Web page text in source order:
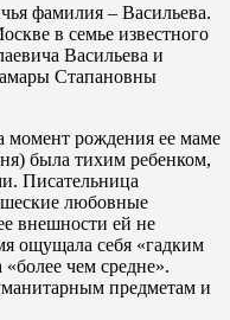
фамилия – Васильева.
в семье известного
Васильева и
Стапановны
момент рождения ее маме
была тихим ребенком,
Писательница
любовные
внешности ей не
ощущала себя «гадким
чем средне».
предметам и